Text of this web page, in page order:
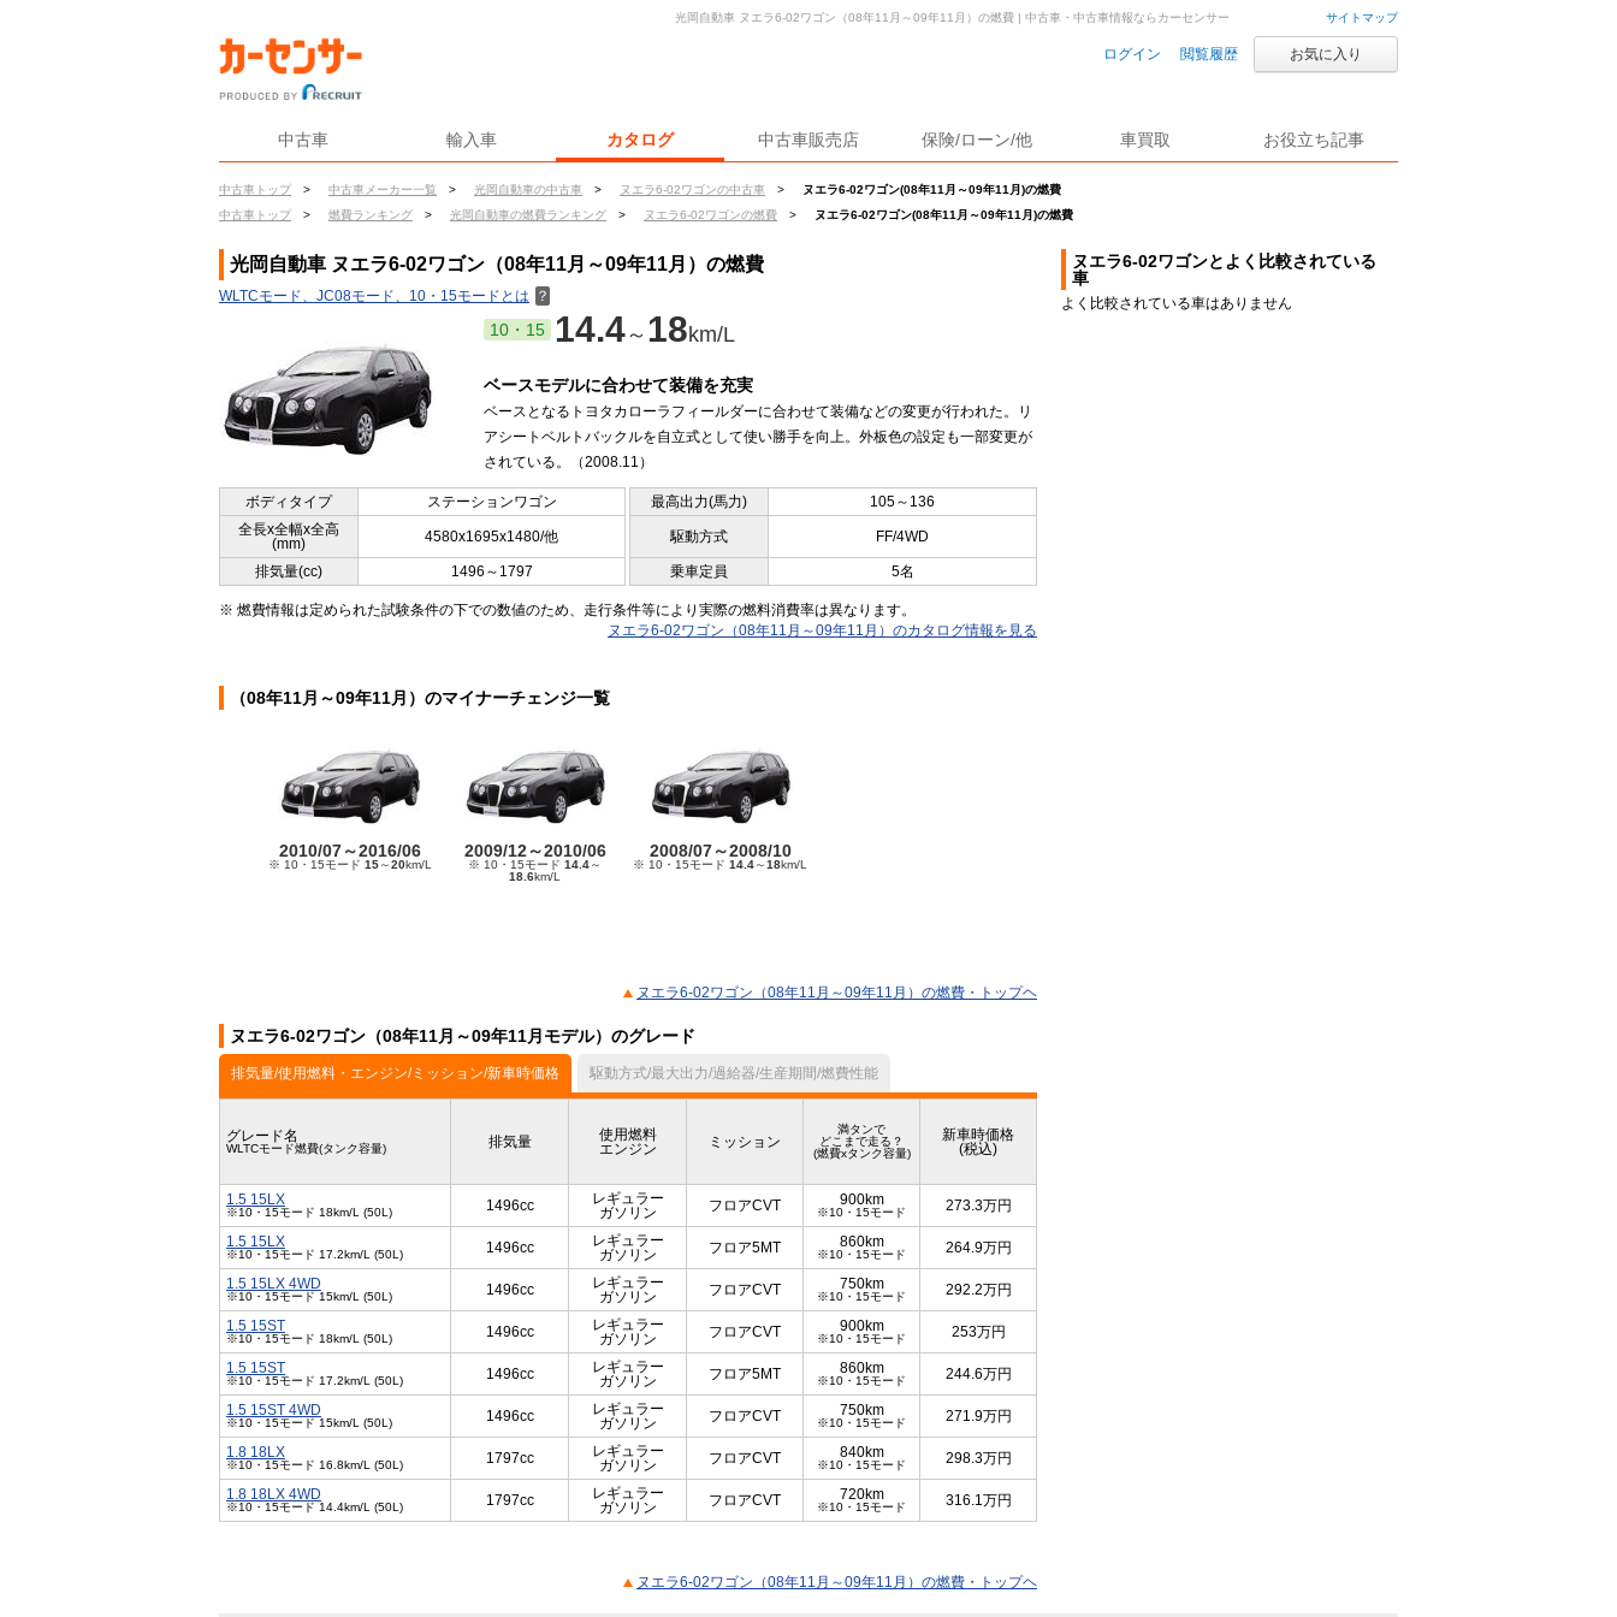
サイトマップ
ログイン 閲覧履歴 お気に入り
中古車 輸入車 カタログ 中古車販売店 保険/ローン/他 車買取 お役立ち記事
中古車トップ > 中古車メーカー一覧 > 光岡自動車の中古車 > ヌエラ6-02ワゴンの中古車 >
ヌエラ6-02ワゴン(08年11月～09年11月)の燃費
中古車トップ
> 燃費ランキング > 光岡自動車の燃費ランキング > ヌエラ6-02ワゴンの燃費 > ヌエラ6-02ワゴン(08年11月～09年11月)の燃費
光岡自動車 ヌエラ6-02ワゴン（08年11月～09年11月）の燃費 | 中古車・中古車情報ならカーセンサー
光岡自動車 ヌエラ6-02ワゴン（08年11月～09年11月）の燃費
WLTCモード、JC08モード、10・15モードとは ？
10・15 14.4～ 18km/L
ベースモデルに合わせて装備を充実
ベースとなるトヨタカローラフィールダーに合わせて装備などの変更が行われた。リ
アシートベルトバックルを自立式として使い勝手を向上。外板色の設定も一部変更が
されている。（2008.11）
ボディタイプ ステーションワゴン 最高出力(馬力)
105～136
全長x全幅x全高
(mm)
4580x1695x1480/他 駆動方式 FF/4WD
排気量(cc) 1496～1797 乗車定員 5名
※ 燃費情報は定められた試験条件の下での数値のため、走行条件等により実際の燃料消費率は異なります。
ヌエラ6-02ワゴン（08年11月～09年11月）のカタログ情報を見る
（08年11月～09年11月）のマイナーチェンジ一覧
2010/07～2016/06
※ 10・15モード 15～20km/L
2009/12～2010/06
※ 10・15モード 14.4～
18.6km/L
2008/07～2008/10
※ 10・15モード 14.4～18km/L
ヌエラ6-02ワゴン（08年11月～09年11月）の燃費・トップヘ
ヌエラ6-02ワゴン（08年11月～09年11月モデル）のグレード
排気量/使用燃料・エンジン/ミッション/新車時価格 駆動方式/最大出力/過給器/生産期間/燃費性能
グレード名
WLTCモード燃費(タンク容量) 排気量
使用燃料
エンジン
ミッション
満タンで
どこまで走る？
(燃費xタンク容量)
新車時価格
(税込)
1.5 15LX
※10・15モード 18km/L (50L) 1496cc
レギュラー
ガソリン
フロアCVT 900km
※10・15モード 273.3万円
1.5 15LX
※10・15モード 17.2km/L (50L) 1496cc
レギュラー
ガソリン
フロア5MT 860km
※10・15モード 264.9万円
1.5 15LX 4WD
※10・15モード 15km/L (50L) 1496cc
レギュラー
ガソリン
フロアCVT 750km
※10・15モード 292.2万円
1.5 15ST
※10・15モード 18km/L (50L) 1496cc
レギュラー
ガソリン
フロアCVT 900km
※10・15モード 253万円
1.5 15ST
※10・15モード 17.2km/L (50L) 1496cc
レギュラー
ガソリン
フロア5MT 860km
※10・15モード 244.6万円
1.5 15ST 4WD
※10・15モード 15km/L (50L) 1496cc
レギュラー
ガソリン
フロアCVT 750km
※10・15モード 271.9万円
1.8 18LX
※10・15モード 16.8km/L (50L) 1797cc
レギュラー
ガソリン
フロアCVT 840km
※10・15モード 298.3万円
1.8 18LX 4WD
※10・15モード 14.4km/L (50L) 1797cc
レギュラー
ガソリン
フロアCVT 720km
※10・15モード 316.1万円
ヌエラ6-02ワゴン（08年11月～09年11月）の燃費・トップヘ
ヌエラ6-02ワゴンとよく比較されている
車
よく比較されている車はありません